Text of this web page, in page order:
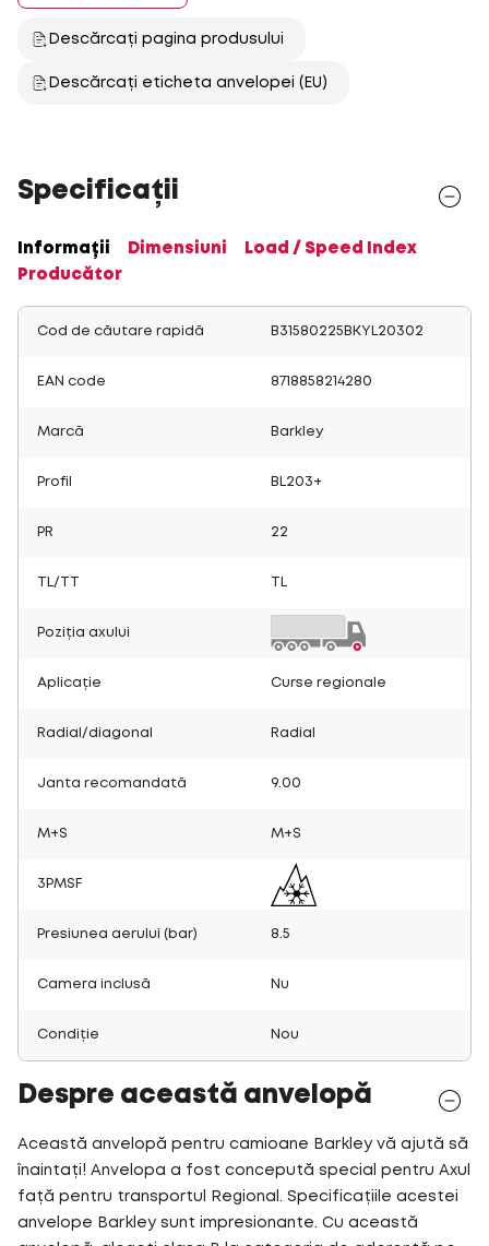
Descărcați pagina produsului
Descărcați eticheta anvelopei (EU)
Specificații
Informații Dimensiuni
Load / Speed Index
Producător
Cod de căutare rapidă B31580225BKYL20302
EAN code 8718858214280
Marcă Barkley
Profil BL203+
PR 22
TL/TT
Poziția axului
Aplicație Curse regionale
Radial/diagonal Radial
Janta recomandată 9.00
M+S M+S
3PMSF
Presiunea aerului (bar) 8.5
Camera inclusă Nu
Condiție Nou
Despre această anvelopă
Această anvelopă pentru camioane Barkley vă ajută să
înaintați! Anvelopa a fost concepută special pentru Axul
față pentru transportul Regional. Specificațiile acestei
anvelope Barkley sunt impresionante. Cu această